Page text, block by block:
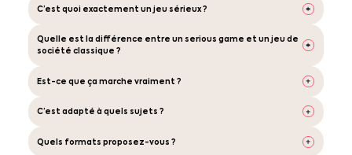
C’est quoi exactement un jeu sérieux ?
Quelle est la différence entre un serious game et un jeu de
société classique ?
Est-ce que ça marche vraiment ?
C’est adapté à quels sujets ?
Quels formats proposez-vous ?